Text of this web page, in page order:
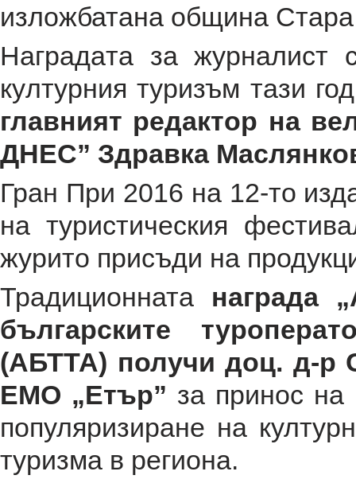
изложбатана община
Нaгpaдaтa зa жypнaлиcт
кyлтypния тypизъм тази
глaвният peдaктop нa
ДНЕС” Здpaвкa
Гран При 2016 на 12-то
на туристическия
журито присъди на
Традиционната награда
българските
(АБТТА) получи доц. д-р
ЕМО „Етър” за принос на
популяризиране на
туризма в региона.